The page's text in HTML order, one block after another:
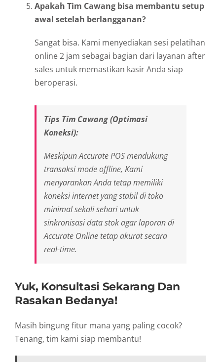
Apakah Tim Cawang bisa membantu setup
awal setelah berlangganan?
Sangat bisa. Kami menyediakan sesi pelatihan
online 2 jam sebagai bagian dari layanan after
sales untuk memastikan kasir Anda siap
beroperasi.
Tips Tim Cawang (Optimasi
Koneksi):
Meskipun Accurate POS mendukung
transaksi mode offline, Kami
menyarankan Anda tetap memiliki
koneksi internet yang stabil di toko
minimal sekali sehari untuk
sinkronisasi data stok agar laporan di
Accurate Online tetap akurat secara
real-time.
Yuk, Konsultasi Sekarang Dan
Rasakan Bedanya!
Masih bingung fitur mana yang paling cocok?
Tenang, tim kami siap membantu!